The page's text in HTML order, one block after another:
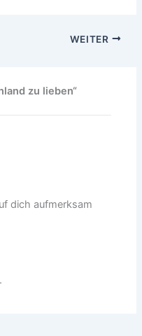
WEITER
zu lieben“
dich aufmerksam